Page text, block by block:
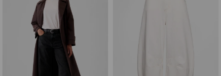
Camperas
Musculosas
Shorts
Camperas
Chalecos
Shorts
Camperas
Chalecos
Ropa interior
Camperas
Pijamas
Sets
Sets